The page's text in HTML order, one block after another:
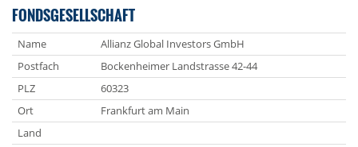
FONDSGESELLSCHAFT
Name
Allianz Global Investors GmbH
Postfach
Bockenheimer Landstrasse 42-44
PLZ
60323
Ort
Frankfurt am Main
Land